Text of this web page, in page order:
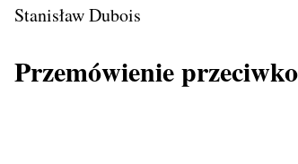
Stanisław Dubois
Przemówienie